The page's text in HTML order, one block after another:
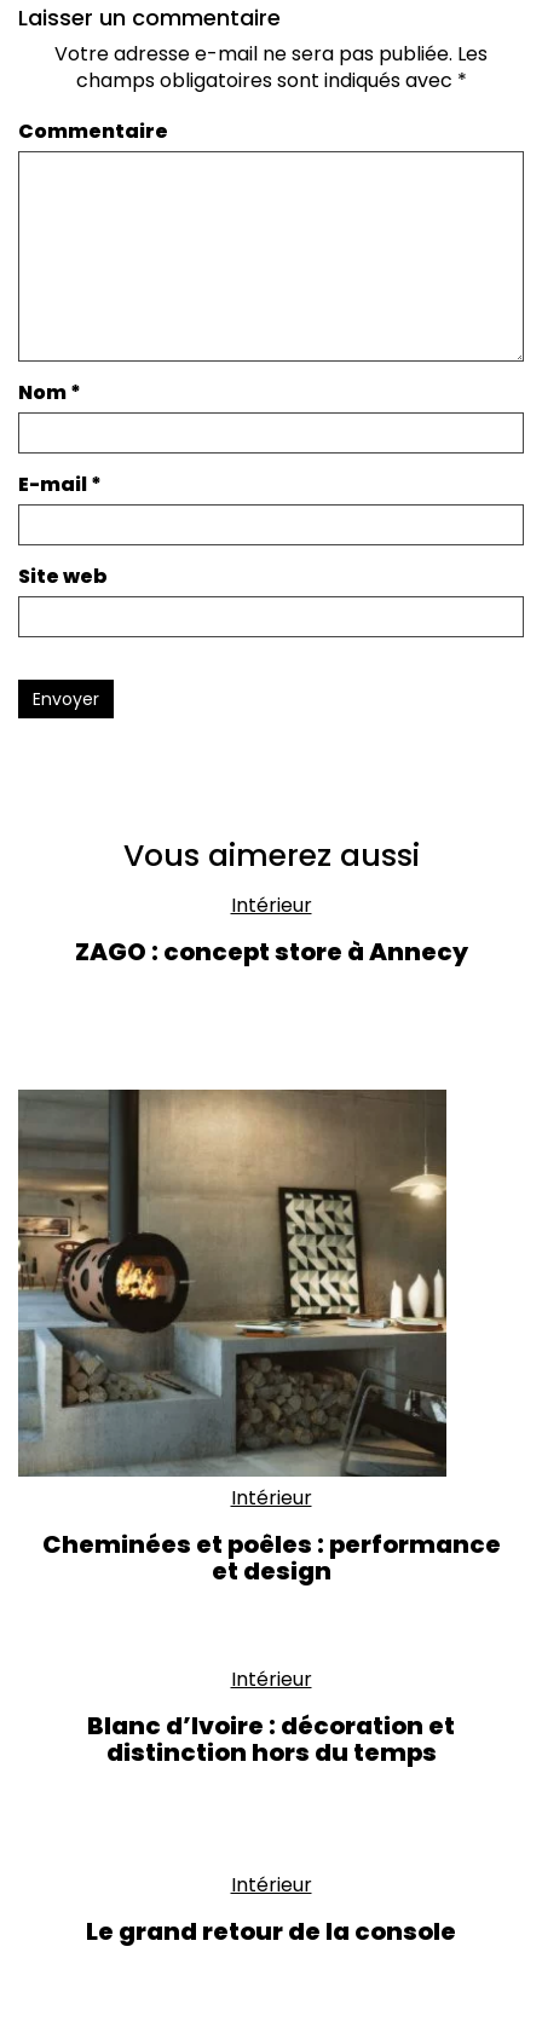
Laisser un commentaire
Votre adresse e-mail ne sera pas publiée. Les
champs obligatoires sont indiqués avec *
Commentaire
Nom*
E-mail*
Site web
Envoyer
Vous aimerez aussi
Intérieur
ZAGO : concept store à Annecy
Intérieur
Cheminées et poêles : performance
et design
Intérieur
Blanc d’Ivoire : décoration et
distinction hors du temps
Intérieur
Le grand retour de la console